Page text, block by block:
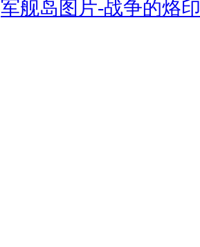
军舰岛图片-战争的烙印